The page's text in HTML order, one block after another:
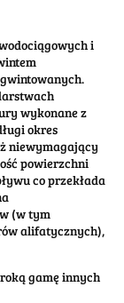
i
wykonane z
okres
niewymagający
powierzchni
co przekłada
(w tym
alifatycznych),
gamę innych